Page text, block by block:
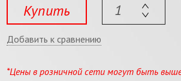
Купить
Добавить к сравнению
*Цены в розничной сети могут быть